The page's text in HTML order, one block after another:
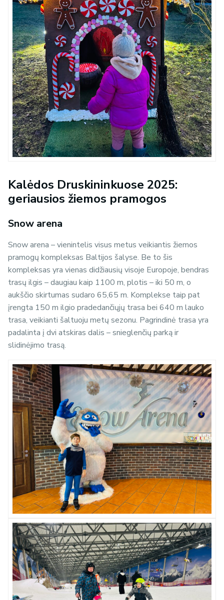
Kalėdos Druskininkuose 2025:
geriausios žiemos pramogos
Snow arena
Snow arena – vienintelis visus metus veikiantis žiemos
pramogų kompleksas Baltijos šalyse. Be to šis
kompleksas yra vienas didžiausių visoje Europoje, bendras
trasų ilgis – daugiau kaip 1100 m, plotis – iki 50 m, o
aukščio skirtumas sudaro 65,65 m. Komplekse taip pat
įrengta 150 m ilgio pradedančiųjų trasa bei 640 m lauko
trasa, veikianti šaltuoju metų sezonu. Pagrindinė trasa yra
padalinta į dvi atskiras dalis – snieglenčių parką ir
slidinėjimo trasą.